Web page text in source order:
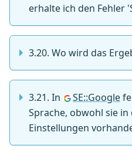
erhalte ich den Fehler
3.20. Wo wird das
3.21. In SE::Google
Sprache, obwohl sie in
Einstellungen